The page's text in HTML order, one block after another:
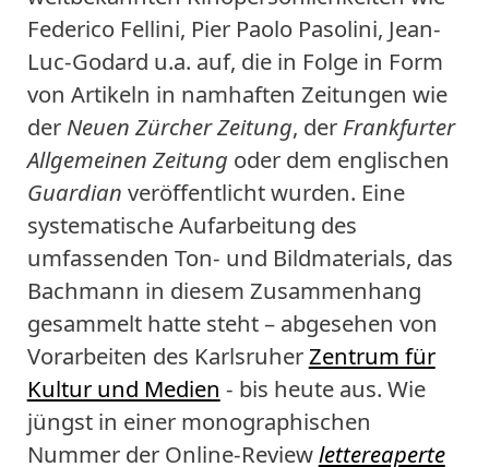
Federico Fellini, Pier Paolo Pasolini, Jean-
Luc-Godard u.a. auf, die in Folge in Form
von Artikeln in namhaften Zeitungen wie
der Neuen Zürcher Zeitung, der Frankfurter
Allgemeinen Zeitung oder dem englischen
Guardian veröffentlicht wurden. Eine
systematische Aufarbeitung des
umfassenden Ton- und Bildmaterials, das
Bachmann in diesem Zusammenhang
gesammelt hatte steht – abgesehen von
Vorarbeiten des KarlsruherZentrum für
Kultur und Medien - bis heute aus. Wie
jüngst in einer monographischen
Nummer der Online-Reviewlettereaperte